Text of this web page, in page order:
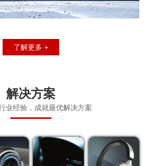
了解更多 +
解决方案
业经验，成就最优解决方案